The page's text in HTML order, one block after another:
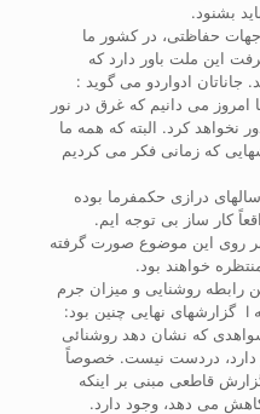
بشنود.
حفاظتی، در کشور ما
این ملت باور دارد که
جاناتان ادواردو می گوید :
می دانیم که غرق در نور
کرد. البته که همه ما
که زمانی فکر می کردیم
درازی حکمفرما بوده
کار ساز بی توجه ایم.
روی این موضوع صورت گرفته
خواهند بود.
رابطه روشنایی و میزان جرم
درآمریکا تشکیل شد و در پایان مرحله I گزارشهای نهایی چنین بود:
که نشان دهد روشنائی
دارد، دردست نیست. خصوصاً
قاطعی مبنی بر اینکه
می دهد، وجود دارد.